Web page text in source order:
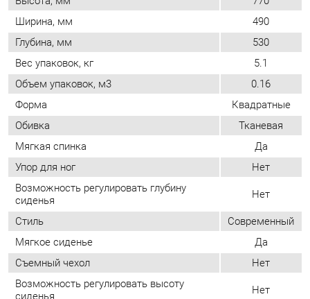
Форма
Квадратные
Обивка
Тканевая
Мягкая спинка
Да
Упор для ног
Нет
Возможность регулировать глубину
сиденья
Стиль
Современный
Мягкое сиденье
Да
Съемный чехол
Нет
Возможность регулировать высоту
сиденья Нет
ОТЗЫВЫ
Пока нет отзывов, поделитесь первым своим мнением.
ДОБАВИТЬ ОТЗЫВ